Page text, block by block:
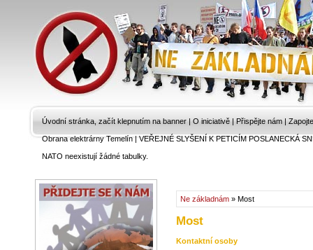
Úvodní stránka, začít klepnutím na banner | O iniciativě | Přispějte nám |
Obrana elektrárny Temelín|VEŘEJNÉ SLYŠENÍ K PETICÍM POSLANECKÁ
NATO neexistují žádné tabulky.
Ne základnám » Most
Most
Kontaktní osoby